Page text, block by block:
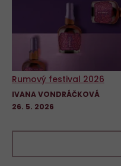
Rumový festival 2026
IVANA VONDRÁČKOVÁ
26. 5. 2026